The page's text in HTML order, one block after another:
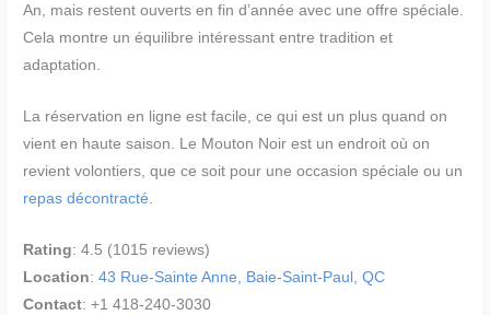
An, mais restent ouverts en fin d’année avec une offre spéciale.
Cela montre un équilibre intéressant entre tradition et
adaptation.
La réservation en ligne est facile, ce qui est un plus quand on
vient en haute saison. Le Mouton Noir est un endroit où on
revient volontiers, que ce soit pour une occasion spéciale ou un
repas décontracté.
Rating: 4.5 (1015 reviews)
Location:43 Rue-Sainte Anne, Baie-Saint-Paul, QC
Contact: +1 418-240-3030